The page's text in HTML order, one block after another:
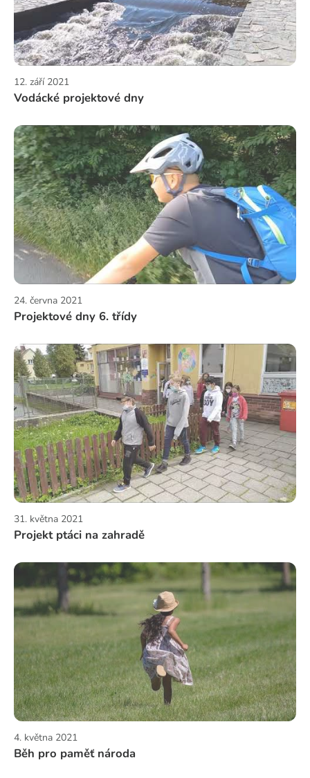
12. září 2021
Vodácké projektové dny
24. června 2021
Projektové dny 6. třídy
31. května 2021
Projekt ptáci na zahradě
4. května 2021
Běh pro paměť národa